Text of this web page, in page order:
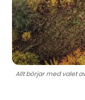
Allt börjar med valet